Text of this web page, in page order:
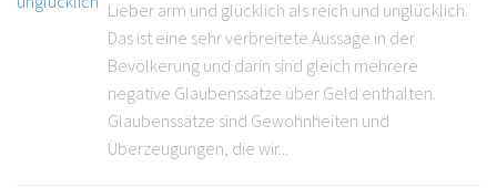
Lieber arm und glücklich als reich und unglücklich.
Das ist eine sehr verbreitete Aussage in der
Bevölkerung und darin sind gleich mehrere
negative Glaubenssätze über Geld enthalten.
Glaubenssätze sind Gewohnheiten und
Überzeugungen, die wir...